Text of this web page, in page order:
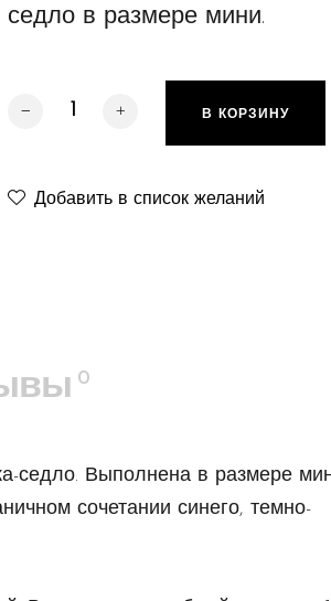
седло в размере мини.
Количество товара Saddle One XS,
В КОРЗИНУ
Добавить в список желаний
0
седло. Выполнена в размере
сочетании синего, темно-